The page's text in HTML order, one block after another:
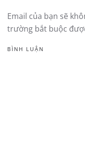
Email của bạn sẽ
trường bắt buộc
BÌNH LUẬN